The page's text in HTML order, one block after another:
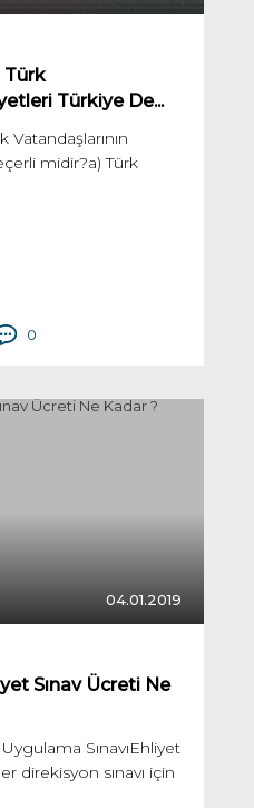
Türk
Türkiye De...
Vatandaşlarının
midir?a) Türk
0
04.01.2019
Sınav Ücreti Ne
SınavıEhliyet
direkisyon sınavı için